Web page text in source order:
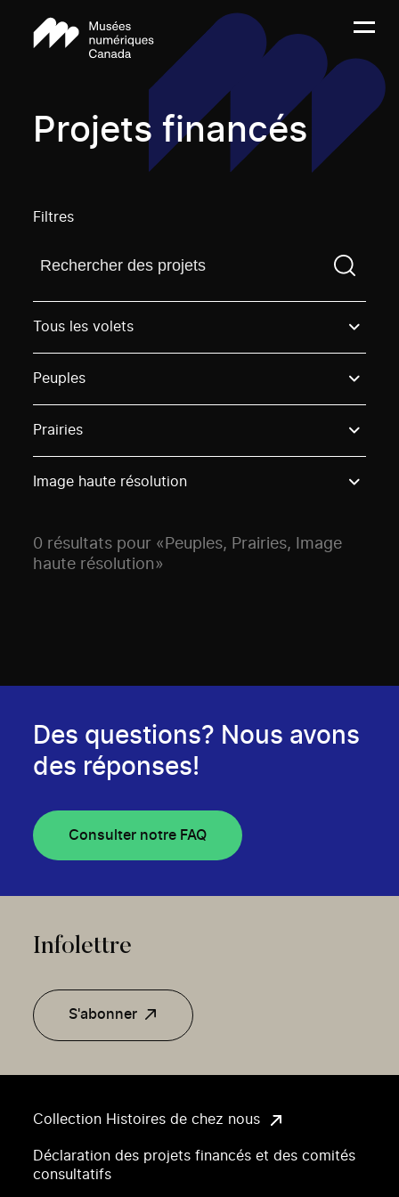
Projets financés
Filtres
Trouvez un projetVous devez saisir un terme de
Tous les volets
Peuples
Prairies
Image haute résolution
0 résultats pour «Peuples, Prairies, Image
haute résolution»
Collection Histoires de chez nous
Déclaration des projets financés et des comités
consultatifs
Des questions? Nous avons
des réponses!
Consulter notre FAQ
Infolettre
S'abonner